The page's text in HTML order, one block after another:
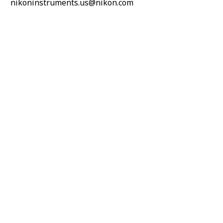
nikoninstruments.us@nikon.com